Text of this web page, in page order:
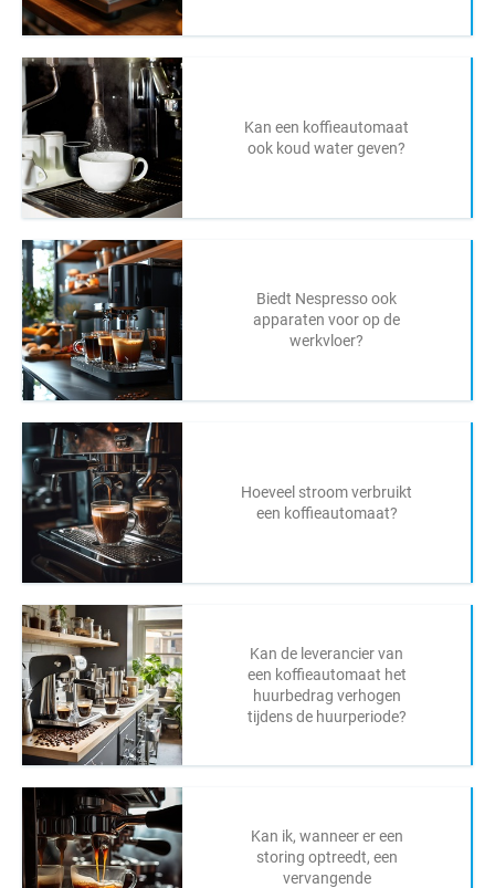
Kan een koffieautomaat
ook koud water geven?
Biedt Nespresso ook
apparaten voor op de
werkvloer?
Hoeveel stroom verbruikt
een koffieautomaat?
Kan de leverancier van
een koffieautomaat het
huurbedrag verhogen
tijdens de huurperiode?
Kan ik, wanneer er een
storing optreedt, een
vervangende